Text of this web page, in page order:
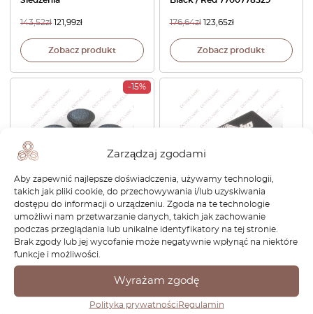
Zarządzaj zgodami
Aby zapewnić najlepsze doświadczenia, używamy technologii,
takich jak pliki cookie, do przechowywania i/lub uzyskiwania
dostępu do informacji o urządzeniu. Zgoda na te technologie
umożliwi nam przetwarzanie danych, takich jak zachowanie
podczas przeglądania lub unikalne identyfikatory na tej stronie.
Brak zgody lub jej wycofanie może negatywnie wpłynąć na niektóre
funkcje i możliwości.
Wyrażam zgodę
Polityka prywatnościRegulamin
143,52zł 121,99zł
Zobacz produkt
176,64zł 123,65zł
Zobacz produkt
-15%
Renault 5 GT Turbo Zestaw 4
śrub zaślepiających słupek A
we wszystkich kolorach
7703074222
149,04zł 126,68zł
Zobacz produkt
Renault 5 MKII 9 11 MKII 19 21
25 Fog Light Covers GT
Turbo Set Of 2 Variants
270,48zł
Zobacz produkt